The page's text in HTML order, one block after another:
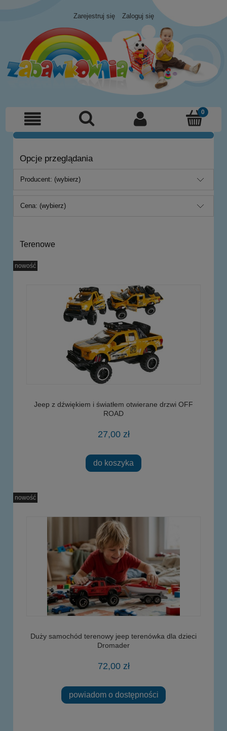
Zarejestruj się Zaloguj się
Opcje przeglądania
Producent: (wybierz)
Cena: (wybierz)
Terenowe
Jeep z dźwiękiem i światłem otwierane drzwi OFF
ROAD
27,00 zł
do koszyka
nowość
Duży samochód terenowy jeep terenówka dla dzieci
Dromader
72,00 zł
powiadom o dostępności
nowość